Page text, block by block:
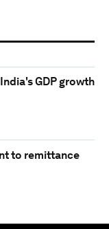
GDP growth
to remittance